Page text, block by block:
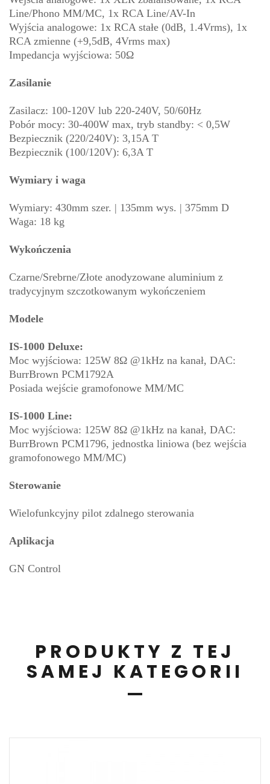
Line/Phono MM/MC, 1x RCA Line/AV-In
Wyjścia analogowe: 1x RCA stałe (0dB, 1.4Vrms), 1x
RCA zmienne (+9,5dB, 4Vrms max)
Impedancja wyjściowa: 50Ω
Zasilanie
Zasilacz: 100-120V lub 220-240V, 50/60Hz
Pobór mocy: 30-400W max, tryb standby: < 0,5W
Bezpiecznik (220/240V): 3,15A T
Bezpiecznik (100/120V): 6,3A T
Wymiary i waga
Wymiary: 430mm szer. | 135mm wys. | 375mm D
Waga: 18 kg
Wykończenia
Czarne/Srebrne/Złote anodyzowane aluminium z
tradycyjnym szczotkowanym wykończeniem
Modele
IS-1000 Deluxe:
Moc wyjściowa: 125W 8Ω @1kHz na kanał, DAC:
BurrBrown PCM1792A
Posiada wejście gramofonowe MM/MC
IS-1000 Line:
Moc wyjściowa: 125W 8Ω @1kHz na kanał, DAC:
BurrBrown PCM1796, jednostka liniowa (bez wejścia
gramofonowego MM/MC)
Sterowanie
Wielofunkcyjny pilot zdalnego sterowania
Aplikacja
GN Control
PRODUKTY Z TEJ
SAMEJ KATEGORII